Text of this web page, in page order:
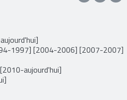
1997] [2004-2006] [2007-2007]
aujourd'hui]